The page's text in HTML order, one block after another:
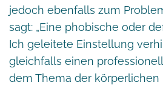
jedoch ebenfalls zum
sagt: „Eine phobische oder
Ich geleitete Einstellung
gleichfalls einen
dem Thema der körperlichen